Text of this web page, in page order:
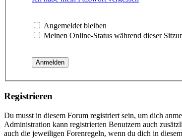
Angemeldet bleiben
Meinen Online-Status während dieser
Registrieren
Du musst in diesem Forum registriert sein, um dich
Administration kann registrierten Benutzern auch
auch die jeweiligen Forenregeln, wenn du dich in